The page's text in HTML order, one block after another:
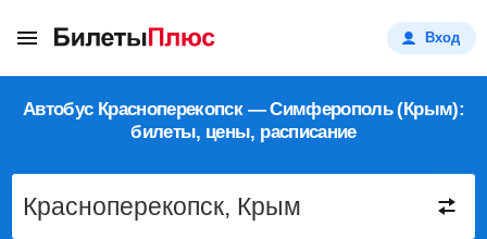
Вход
Автобус Красноперекопск — Симферополь (Крым):
билеты, цены, расписание